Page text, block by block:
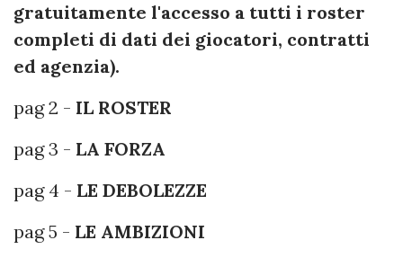
gratuitamente l'accesso a tutti i roster
completi di dati dei giocatori, contratti
ed agenzia).
pag 2 - IL ROSTER
pag 3 - LA FORZA
pag 4 - LE DEBOLEZZE
pag 5 - LE AMBIZIONI